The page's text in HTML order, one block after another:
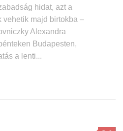
hidat, azt a
vehetik majd birtokba –
Alexandra
Budapesten,
a lenti...